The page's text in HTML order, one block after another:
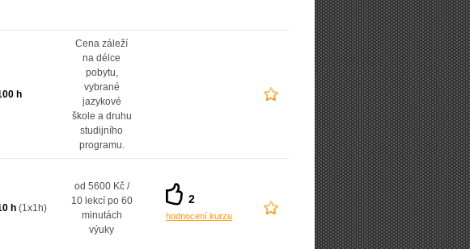
h
Cena záleží
na délce
pobytu,
vybrané
jazykové
škole a druhu
studijního
programu.
h (1x1h)
od 5600 Kč /
10 lekcí po 60
minutách
výuky
2
hodnocení kurzu